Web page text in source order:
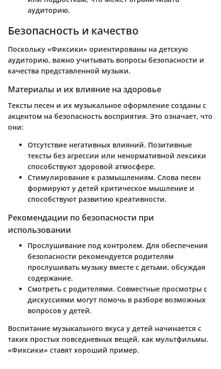
аудиторию.
Безопасность и качество
Поскольку «Фиксики» ориентированы на детскую
аудиторию, важно учитывать вопросы безопасности и
качества представленной музыки.
Материалы и их влияние на здоровье
Тексты песен и их музыкальное оформление созданы с
акцентом на безопасность восприятия. Это означает, что
они:
Отсутствие негативных влияний. Позитивные
тексты без агрессии или ненормативной лексики
способствуют здоровой атмосфере.
Стимулирование к размышлениям. Слова песен
формируют у детей критическое мышление и
способствуют развитию креативности.
Рекомендации по безопасности при
использовании
Прослушивание под контролем. Для обеспечения
безопасности рекомендуется родителям
прослушивать музыку вместе с детьми, обсуждая
содержание.
Смотреть с родителями. Совместные просмотры с
дискуссиями могут помочь в разборе возможных
вопросов у детей.
Воспитание музыкального вкуса у детей начинается с
таких простых повседневных вещей, как мультфильмы.
«Фиксики» ставят хороший пример.